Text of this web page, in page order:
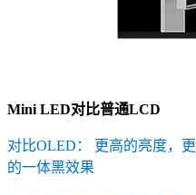
Mini LED对比普通LCD
对比OLED： 更高的亮度，
的一体黑效果